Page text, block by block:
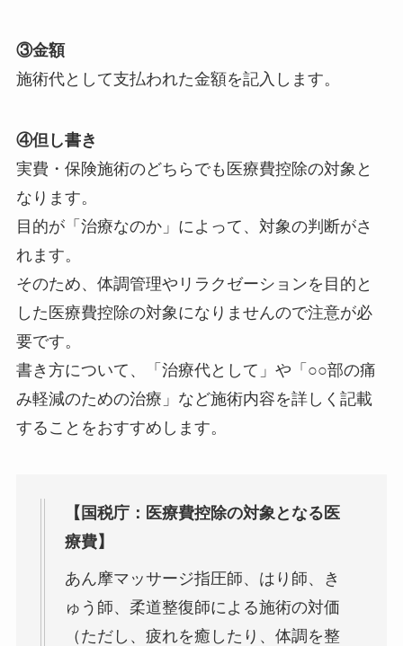
③金額
施術代として支払われた金額を記入します。
④但し書き
実費・保険施術のどちらでも医療費控除の対象と
なります。
目的が「治療なのか」によって、対象の判断がさ
れます。
そのため、体調管理やリラクゼーションを目的と
した医療費控除の対象になりませんので注意が必
要です。
書き方について、「治療代として」や「○○部の痛
み軽減のための治療」など施術内容を詳しく記載
することをおすすめします。
【国税庁：医療費控除の対象となる医
療費】
あん摩マッサージ指圧師、はり師、き
ゅう師、柔道整復師による施術の対価
（ただし、疲れを癒したり、体調を整